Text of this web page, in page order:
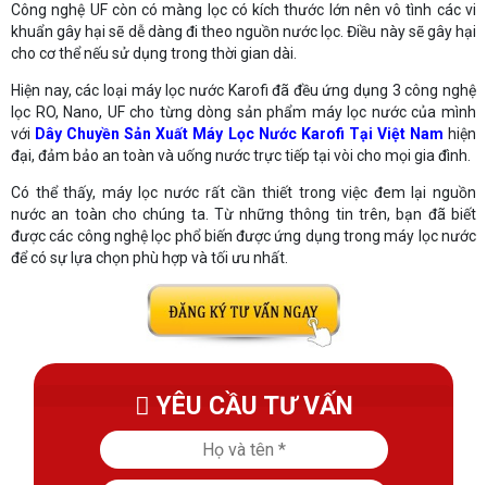
Công nghệ UF còn có màng lọc có kích thước lớn nên vô tình các vi
khuẩn gây hại sẽ dễ dàng đi theo nguồn nước lọc. Điều này sẽ gây hại
cho cơ thể nếu sử dụng trong thời gian dài.
Hiện nay, các loại máy lọc nước Karofi đã đều ứng dụng 3 công nghệ
lọc RO, Nano, UF cho từng dòng sản phẩm máy lọc nước của mình
với Dây Chuyền Sản Xuất Máy Lọc Nước Karofi Tại Việt Nam hiện
đại, đảm bảo an toàn và uống nước trực tiếp tại vòi cho mọi gia đình.
Có thể thấy, máy lọc nước rất cần thiết trong việc đem lại nguồn
nước an toàn cho chúng ta. Từ những thông tin trên, bạn đã biết
được các công nghệ lọc phổ biến được ứng dụng trong máy lọc nước
để có sự lựa chọn phù hợp và tối ưu nhất.
YÊU CẦU TƯ VẤN